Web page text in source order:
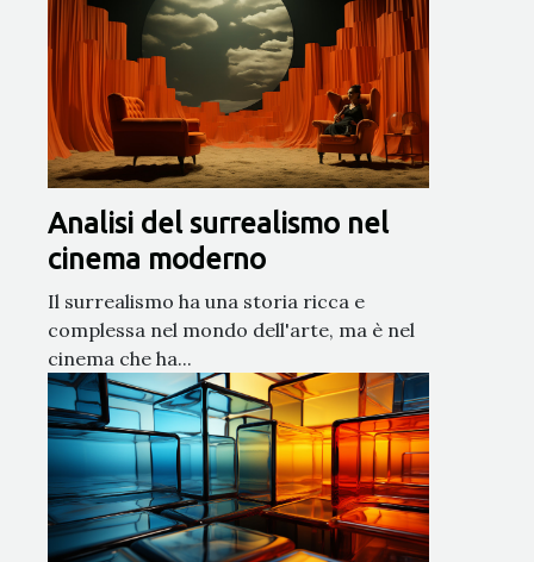
Analisi del surrealismo nel
cinema moderno
Il surrealismo ha una storia ricca e
complessa nel mondo dell'arte, ma è nel
cinema che ha...